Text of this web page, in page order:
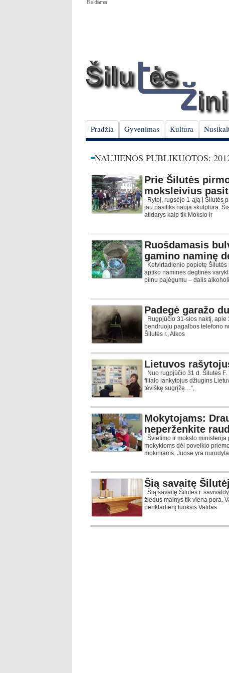
Pradžia Gyvenimas Kultūra
NAUJIENOS PUBLIKUOTOS:
Prie Šilutės
moksleivius
Rytoj, rugsėjo 1-ąją į Šilutės
jau pasitiks nauja skulptūra.
atidarys kaip tik Mokslo ir
Ruošdamasis
gamino naminę
Ketvirtadienio popietę
aptiko naminės degtinės
pilnu pajėgumu – dalis
Padegė garažo
Rugpjūčio 31-sios naktį,
bendruoju pagalbos telefono
Šilutės r., Alkos
Lietuvos
Nuo rugpjūčio 31 d. Šilutės
filialo lankytojus džiugins
tėviškę sugrįžę…“,
Mokytojams:
neperženkite
Švietimo ir mokslo
mokykloms dėl poveikio
mokiniams. Juose yra
Šią savaitę
Šią savaitę Šilutės r.
žiedus mainys tik viena pora.
penktadienį tuoksis Valdas